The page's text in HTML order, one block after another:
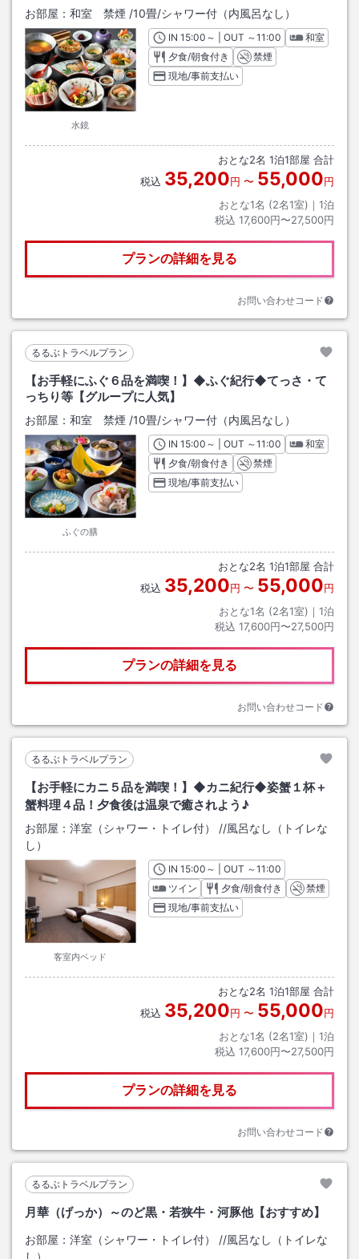
お部屋： 和室 禁煙 /10畳/シャワー付（内風呂なし）
水鏡
INチェックイン
15:00 ～ | OUT チェックアウト
～11:00
和室
夕食/朝食付き
禁煙
現地/事前支払い
おとな2名 1泊1部屋 合計
税込 35,200円 〜 55,000円
おとな1名 (2名1室)｜ 1泊
税込 17,600円〜27,500円
プランの詳細を見る
お問い合わせコード
るるぶトラベルプラン
【お手軽にふぐ６品を満喫！】◆ふぐ紀行◆てっさ・て
っちり等【グループに人気】
お部屋： 和室 禁煙 /10畳/シャワー付（内風呂なし）
ふぐの膳
INチェックイン
15:00 ～ | OUT チェックアウト
～11:00
和室
夕食/朝食付き
禁煙
現地/事前支払い
おとな2名 1泊1部屋 合計
税込 35,200円 〜 55,000円
おとな1名 (2名1室)｜ 1泊
税込 17,600円〜27,500円
プランの詳細を見る
お問い合わせコード
るるぶトラベルプラン
【お手軽にカニ５品を満喫！】◆カニ紀行◆姿蟹１杯＋
蟹料理４品！夕食後は温泉で癒されよう♪
お部屋： 洋室（シャワー・トイレ付） //風呂なし（トイレな
し）
客室内ベッド
INチェックイン
15:00 ～ | OUT チェックアウト
～11:00
ツイン
夕食/朝食付き
禁煙
現地/事前支払い
おとな2名 1泊1部屋 合計
税込 35,200円 〜 55,000円
おとな1名 (2名1室)｜ 1泊
税込 17,600円〜27,500円
プランの詳細を見る
お問い合わせコード
るるぶトラベルプラン
月華（げっか）～のど黒・若狭牛・河豚他【おすすめ】
お部屋： 洋室（シャワー・トイレ付） //風呂なし（トイレな